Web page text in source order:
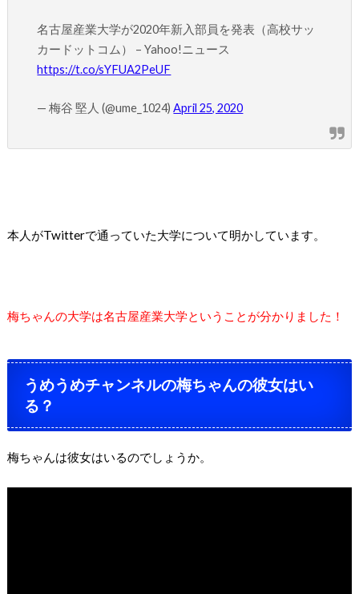
名古屋産業大学が2020年新入部員を発表（高校サッ
カードットコム） – Yahoo!ニュース
https://t.co/sYFUA2PeUF
— 梅谷 堅人 (@ume_1024)April 25, 2020
本人がTwitterで通っていた大学について明かしています。
梅ちゃんの大学は名古屋産業大学ということが分かりました！
うめうめチャンネルの梅ちゃんの彼女はい
る？
梅ちゃんは彼女はいるのでしょうか。